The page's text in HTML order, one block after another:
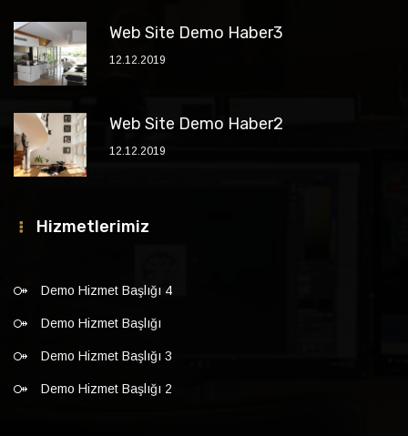
Web Site Demo Haber3
12.12.2019
Web Site Demo Haber2
12.12.2019
Hizmetlerimiz
Demo Hizmet Başlığı 4
Demo Hizmet Başlığı
Demo Hizmet Başlığı 3
Demo Hizmet Başlığı 2